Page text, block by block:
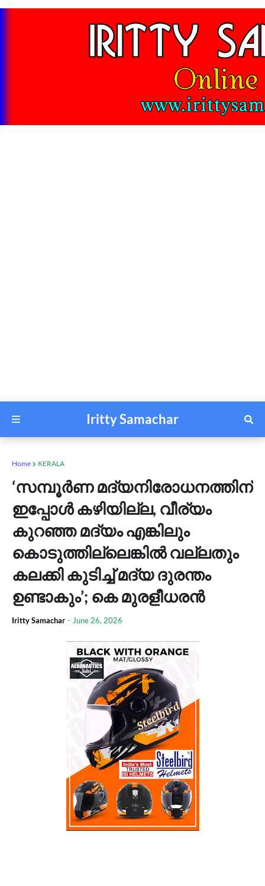
Iritty Samachar
Home KERALA
‘സമ്പൂർണ മദ്യനിരോധനത്തിന്
ഇപ്പോൾ കഴിയില്ല, വീര്യം
കുറഞ്ഞ മദ്യം എങ്കിലും
കൊടുത്തില്ലെങ്കിൽ വല്ലതും
കലക്കി കുടിച്ച് മദ്യ ദുരന്തം
ഉണ്ടാകും’; കെ മുരളീധരൻ
Iritty Samachar - June 26, 2026